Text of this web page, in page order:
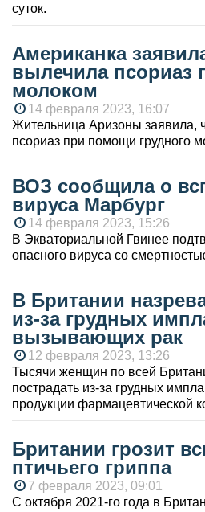
суток.
Американка
вылечила псориаз
молоком
14 февраля 2023, 16:07
Жительница Аризоны заявила,
псориаз при помощи грудного
ВОЗ сообщила о
вируса Марбург
14 февраля 2023, 15:26
В Экваториальной Гвинее
опасного вируса со
В Британии
из-за грудных
вызывающих рак
12 февраля 2023, 13:26
Тысячи женщин по всей
пострадать из-за грудных
продукции фармацевтической
Британии грозит
птичьего гриппа
7 февраля 2023, 09:01
С октября 2021-го года в